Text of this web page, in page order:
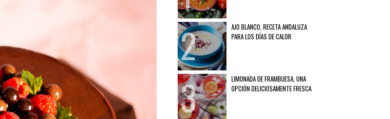
AJO BLANCO, RECETA ANDALUZA
PARA LOS DÍAS DE CALOR
LIMONADA DE FRAMBUESA, UNA
OPCIÓN DELICIOSAMENTE FRESCA